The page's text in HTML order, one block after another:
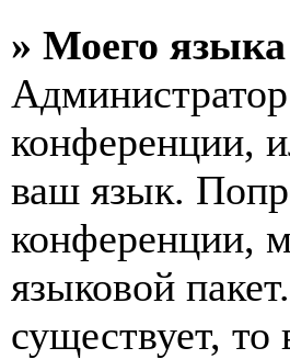
» Моего
конференции,
ваш язык.
конференции,
языковой
существует,